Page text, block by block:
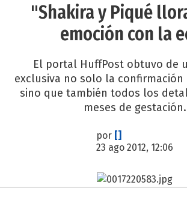
"Shakira y Piqué
emoción con la
El portal HuffPost obtuvo de
exclusiva no solo la confirmación
sino que también todos los
meses de gestación.
por []
23 ago 2012, 12:06